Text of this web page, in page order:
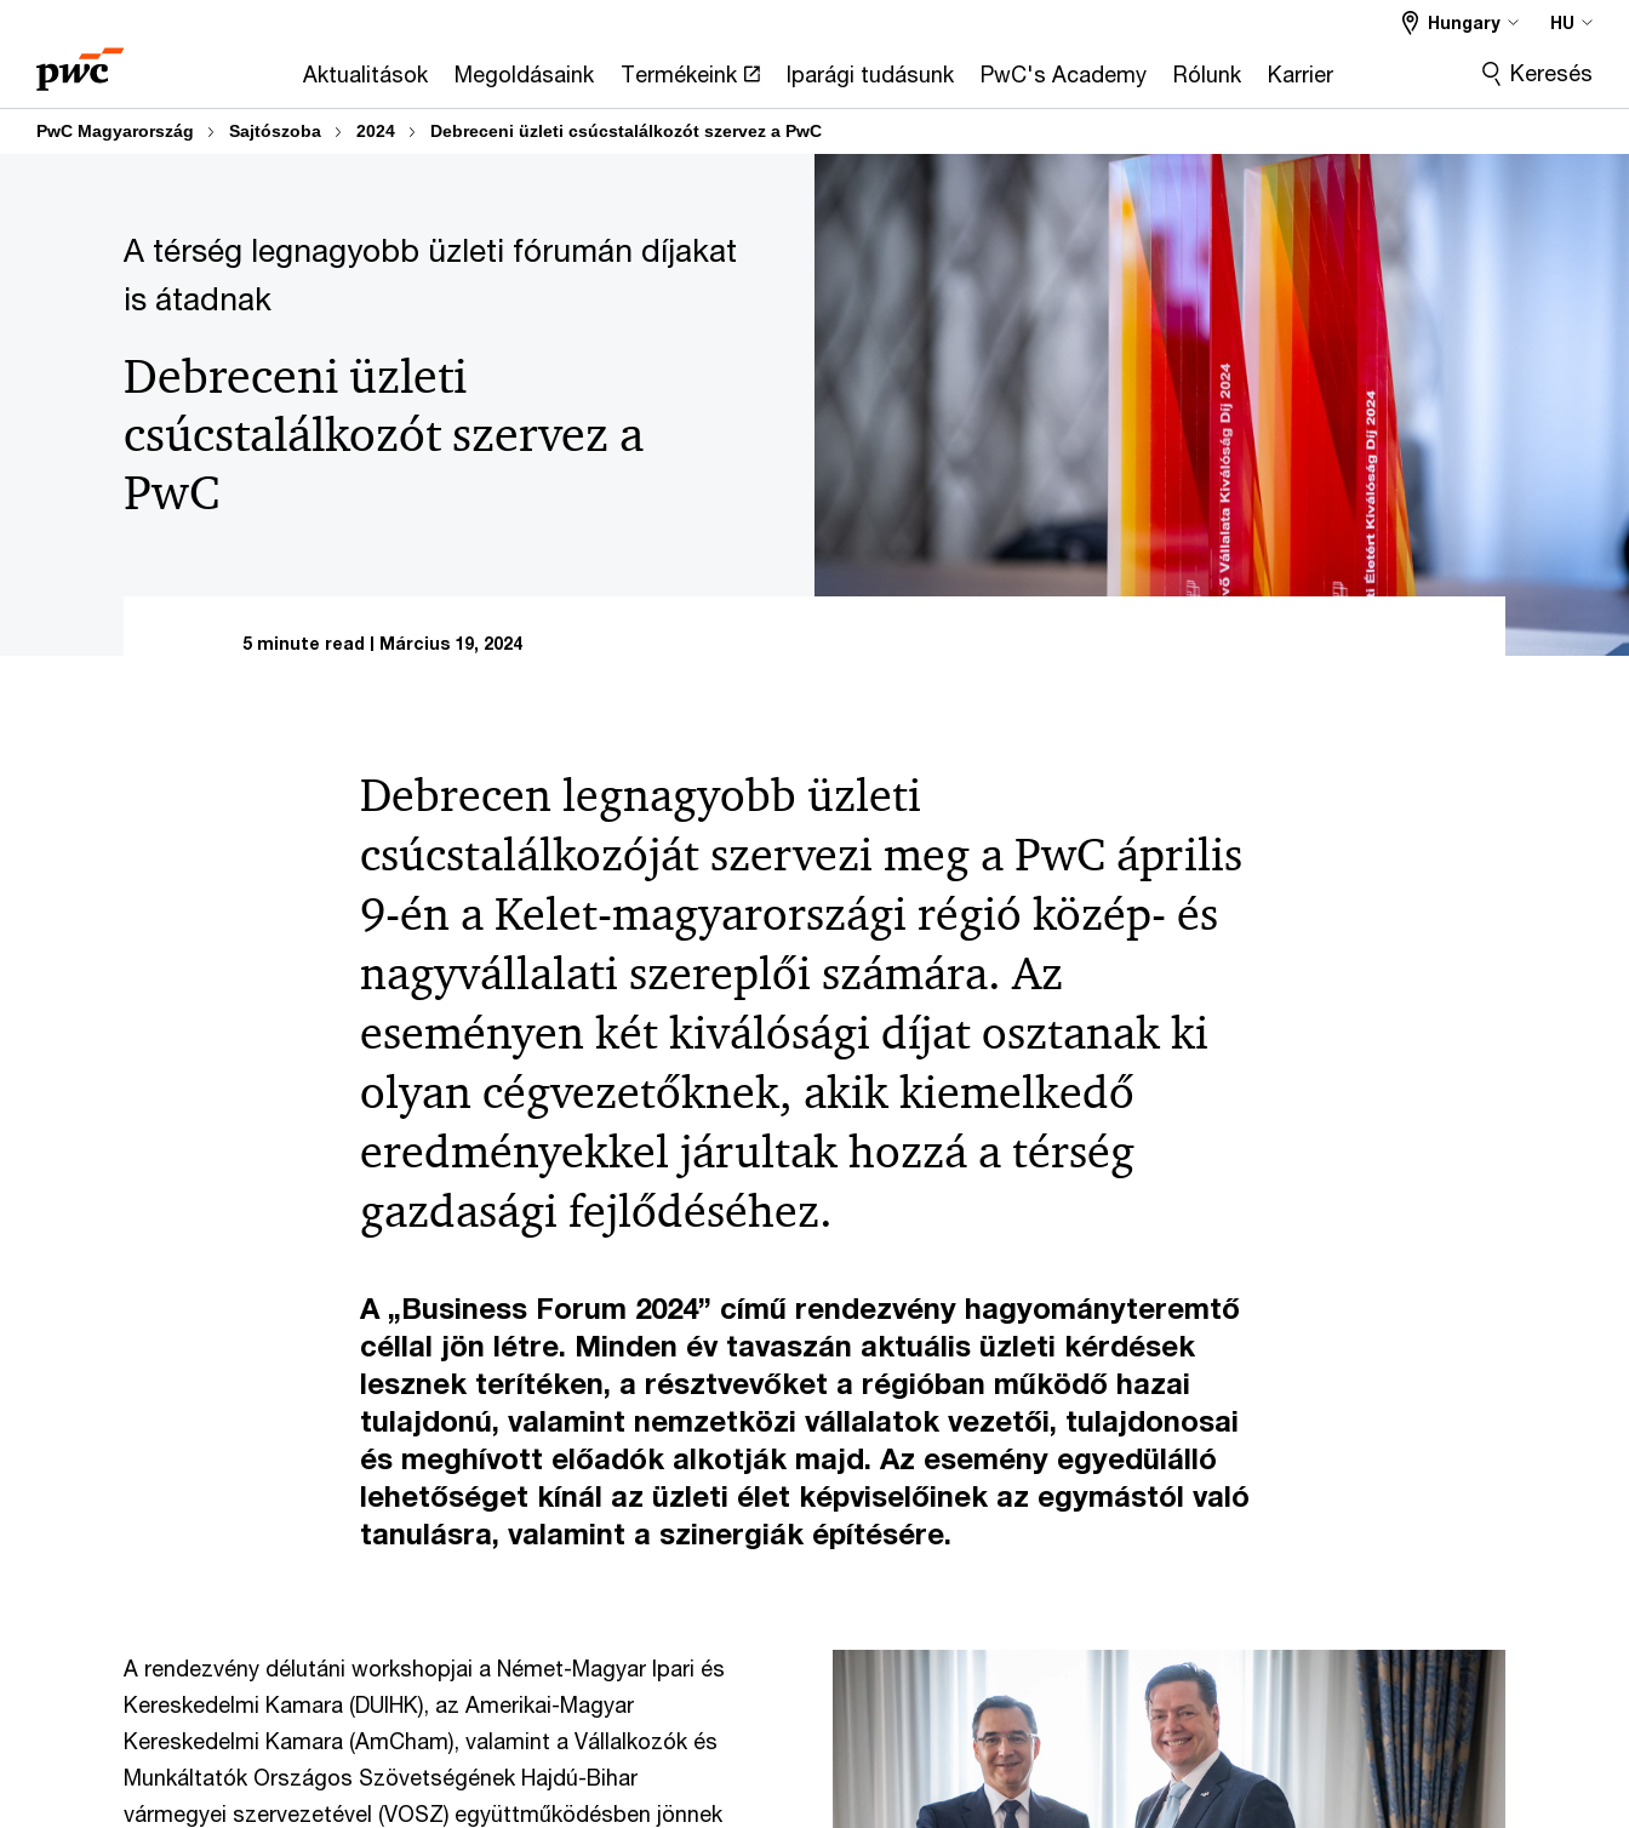
content
footer
Aktualitások Megoldásaink Termékeink Iparági tudásunk PwC's Academy Rólunk Karrier
Hungary HU
Keresés
PwC Magyarország Sajtószoba 2024 Debreceni üzleti csúcstalálkozót szervez a PwC
A térség legnagyobb üzleti fórumán díjakat
is átadnak
Debreceni üzleti
csúcstalálkozót szervez a
PwC
5 minute read Március 19, 2024
Debrecen legnagyobb üzleti
csúcstalálkozóját szervezi meg a PwC április
9-én a Kelet-magyarországi régió közép- és
nagyvállalati szereplői számára. Az
eseményen két kiválósági díjat osztanak ki
olyan cégvezetőknek, akik kiemelkedő
eredményekkel járultak hozzá a térség
gazdasági fejlődéséhez.
A „Business Forum 2024” című rendezvény hagyományteremtő
céllal jön létre. Minden év tavaszán aktuális üzleti kérdések
lesznek terítéken, a résztvevőket a régióban működő hazai
tulajdonú, valamint nemzetközi vállalatok vezetői, tulajdonosai
és meghívott előadók alkotják majd. Az esemény egyedülálló
lehetőséget kínál az üzleti élet képviselőinek az egymástól való
tanulásra, valamint a szinergiák építésére.
A rendezvény délutáni workshopjai a Német-Magyar Ipari és
Kereskedelmi Kamara (DUIHK), az Amerikai-Magyar
Kereskedelmi Kamara (AmCham), valamint a Vállalkozók és
Munkáltatók Országos Szövetségének Hajdú-Bihar
vármegyei szervezetével (VOSZ) együttműködésben jönnek